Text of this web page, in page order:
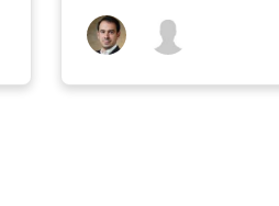
novo capítulo à frente